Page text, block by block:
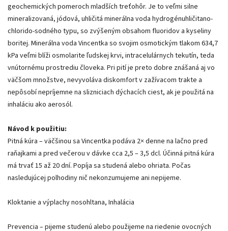
geochemických pomeroch mladších treťohôr. Je to veľmi silne
mineralizovaná, jódová, uhličitá minerálna voda hydrogénuhličitano-
chlorido-sodného typu, so zvýšeným obsahom fluoridov a kyseliny
boritej. Minerálna voda Vincentka so svojim osmotickým tlakom 634,7
kPa veľmi blíži osmolarite ľudskej krvi, intracelulárnych tekutín, teda
vnútornému prostrediu človeka. Pri pití je preto dobre znášaná aj vo
väčšom množstve, nevyvoláva diskomfort v zažívacom trakte a
nepôsobí nepríjemne na slizniciach dýchacích ciest, ak je použitá na
inhaláciu ako aerosól.
Návod k použitiu:
Pitná kúra – väčšinou sa Vincentka podáva 2× denne na lačno pred
raňajkami a pred večerou v dávke cca 2,5 – 3,5 dcl. Účinná pitná kúra
má trvať 15 až 20 dní. Popíja sa studená alebo ohriata. Počas
nasledujúcej polhodiny nič nekonzumujeme ani nepijeme.
Kloktanie a výplachy nosohltana, Inhalácia
Prevencia – pijeme studenú alebo použijeme na riedenie ovocných